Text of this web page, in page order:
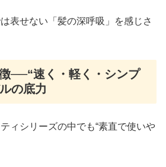
表せない「髪の深呼吸」を感じさ
──“速く・軽く・シンプ
の底力
ィシリーズの中でも“素直で使いや